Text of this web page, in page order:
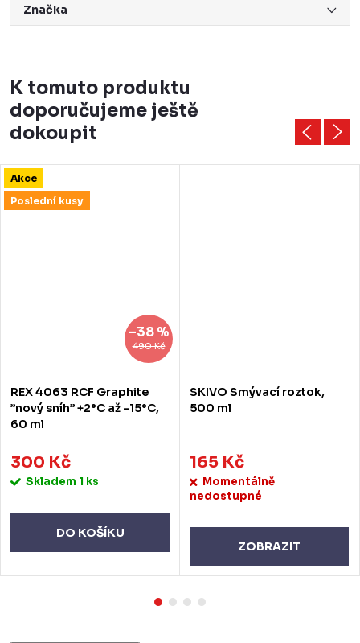
Značka
K tomuto produktu
doporučujeme ještě
dokoupit
Akce
Poslední kusy
490 Kč
–38 %
REX 4063 RCF Graphite
”nový sníh” +2°C až -15°C,
60 ml
300 Kč
Skladem 1 ks
DO KOŠÍKU
SKIVO Smývací roztok,
500 ml
165 Kč
Momentálně
nedostupné
ZOBRAZIT